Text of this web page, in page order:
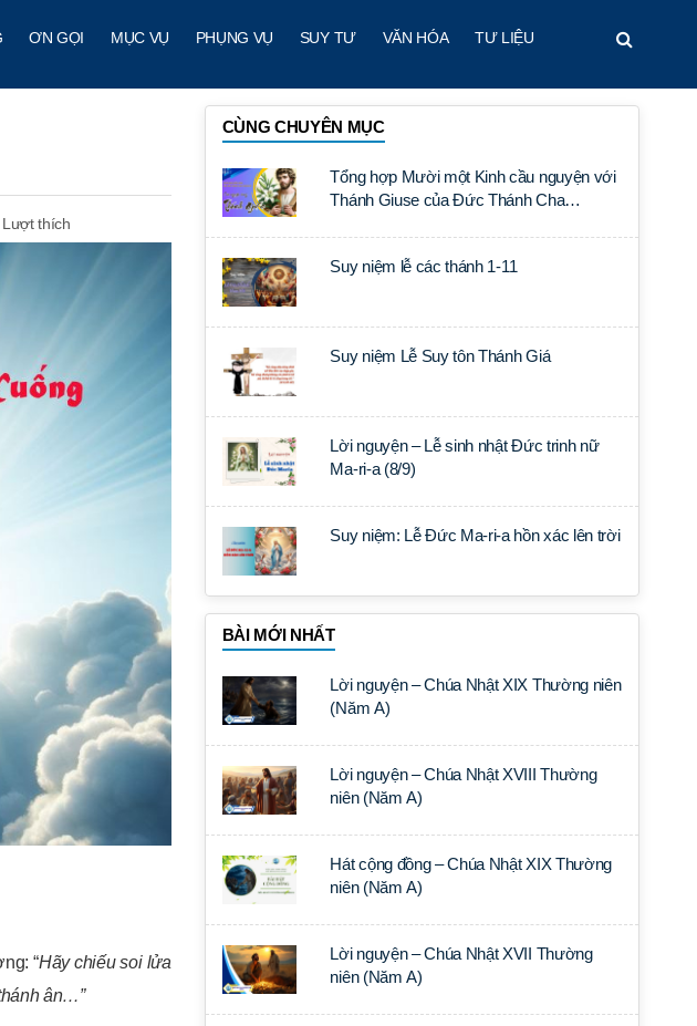
ƠN GỌI MỤC VỤ PHỤNG VỤ SUY TƯ VĂN HÓA TƯ LIỆU
Lượt thích
“Hãy chiếu soi lửa
ân…”
CÙNG CHUYÊN MỤC
Tổng hợp Mười một Kinh cầu nguyện với
Thánh Giuse của Đức Thánh Cha
Suy niệm lễ các thánh 1-11
Suy niệm Lễ Suy tôn Thánh Giá
Lời nguyện – Lễ sinh nhật Đức trinh nữ
Ma-ri-a (8/9)
Suy niệm: Lễ Đức Ma-ri-a hồn xác lên trời
BÀI MỚI NHẤT
Lời nguyện – Chúa Nhật XIX Thường niên
(Năm A)
Lời nguyện – Chúa Nhật XVIII Thường
niên (Năm A)
Hát cộng đồng – Chúa Nhật XIX Thường
niên (Năm A)
Lời nguyện – Chúa Nhật XVII Thường
niên (Năm A)